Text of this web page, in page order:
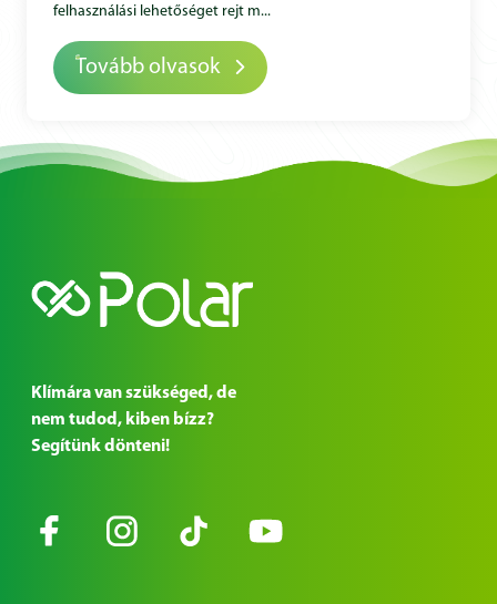
felhasználási lehetőséget rejt m...
Tovább olvasok
Klímára van szükséged, de
nem tudod, kiben bízz?
Segítünk dönteni!